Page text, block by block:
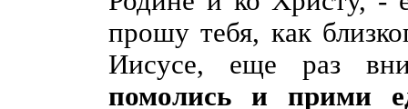
прошу тебя, как
Иисусе, еще раз
помолись и прими